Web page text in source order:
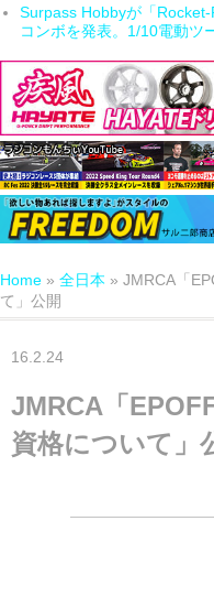
Surpass Hobbyが「Rocket-
コンボを発表。1/10電動ツ
Home » 全日本 » JMRCA「
て」公開
16.2.24
JMRCA「
資格について」